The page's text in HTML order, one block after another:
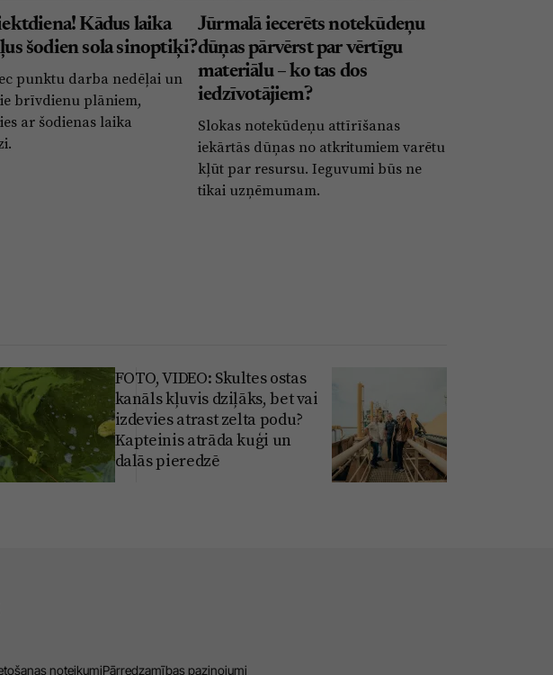
Kādus laika
šodien sola sinoptiķi?
punktu darba nedēļai un
brīvdienu plāniem,
ar šodienas laika
Jūrmalā iecerēts notekūdeņu
dūņas pārvērst par vērtīgu
materiālu – ko tas dos
iedzīvotājiem?
Slokas notekūdeņu attīrīšanas
iekārtās dūņas no atkritumiem varētu
kļūt par resursu. Ieguvumi būs ne
tikai uzņēmumam.
FOTO, VIDEO: Skultes ostas
kanāls kļuvis dziļāks, bet vai
izdevies atrast zelta podu?
Kapteinis atrāda kuģi un
dalās pieredzē
noteikumiPārredzamības paziņojumi